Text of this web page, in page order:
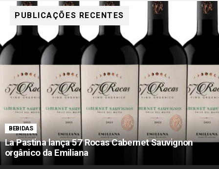
PUBLICAÇÕES RECENTES
BEBIDAS
La Pastina lança 57 Rocas Cabernet Sauvignon
orgânico da Emiliana